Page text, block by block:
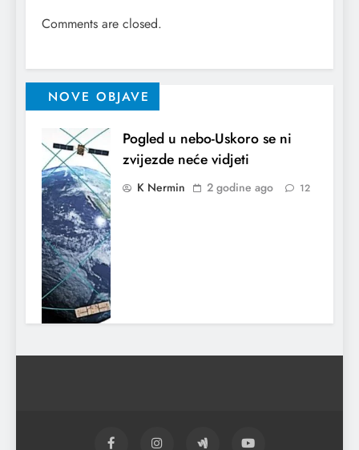
Comments are closed.
NOVE OBJAVE
Pogled u nebo-Uskoro se ni
zvijezde neće vidjeti
K Nermin 2 godine ago 12
Ibrišimovićem i kartelom iz